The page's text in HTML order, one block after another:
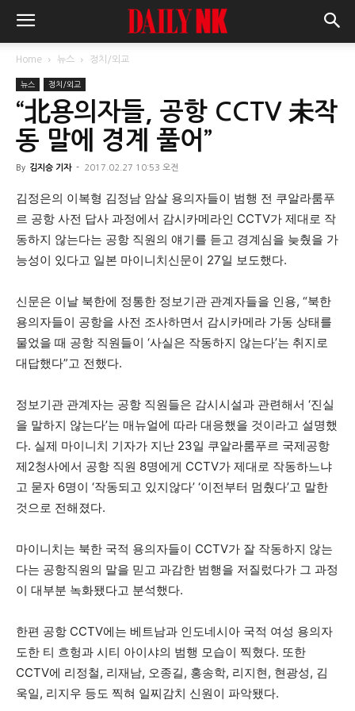
Home 뉴스 정치/외교
뉴스 정치/외교
“北용의자들, 공항 CCTV 未작
동 말에 경계 풀어”
By 김지승 기자 - 2017.02.27 10:53 오전
김정은의 이복형 김정남 암살 용의자들이 범행 전 쿠알라룸푸
르 공항 사전 답사 과정에서 감시카메라인 CCTV가 제대로 작
동하지 않는다는 공항 직원의 얘기를 듣고 경계심을 늦췄을 가
능성이 있다고 일본 마이니치신문이 27일 보도했다.
신문은 이날 북한에 정통한 정보기관 관계자들을 인용, “북한
용의자들이 공항을 사전 조사하면서 감시카메라 가동 상태를
물었을 때 공항 직원들이 ‘사실은 작동하지 않는다’는 취지로
대답했다”고 전했다.
정보기관 관계자는 공항 직원들은 감시시설과 관련해서 ‘진실
을 말하지 않는다’는 매뉴얼에 따라 대응했을 것이라고 설명했
다. 실제 마이니치 기자가 지난 23일 쿠알라룸푸르 국제공항
제2청사에서 공항 직원 8명에게 CCTV가 제대로 작동하느냐
고 묻자 6명이 ‘작동되고 있지않다’ ‘이전부터 멈췄다’고 말한
것으로 전해졌다.
마이니치는 북한 국적 용의자들이 CCTV가 잘 작동하지 않는
다는 공항직원의 말을 믿고 과감한 범행을 저질렀다가 그 과정
이 대부분 녹화됐다고 분석했다.
한편 공항 CCTV에는 베트남과 인도네시아 국적 여성 용의자
도한 티 흐헝과 시티 아이샤의 범행 모습이 찍혔다. 또한
CCTV에 리정철, 리재남, 오종길, 홍송학, 리지현, 현광성, 김
욱일, 리지우 등도 찍혀 일찌감치 신원이 파악됐다.